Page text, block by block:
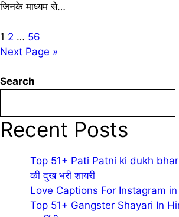
जिनके माध्यम से…
Posts
pagination
1 2 … 56
Next Page »
Search
Recent Posts
Top 51+ Pati Patni ki dukh bhari
की दुख भरी शायरी
Love Captions For Instagram
Top 51+ Gangster Shayari In